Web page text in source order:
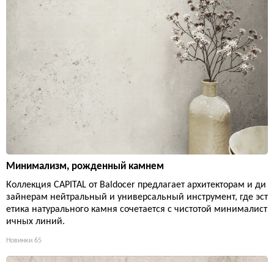
Минимализм, рожденный камнем
Коллекция CAPITAL от Baldocer предлагает архитекторам и ди
зайнерам нейтральный и универсальный инструмент, где эст
етика натурального камня сочетается с чистотой минималист
ичных линий.
Новинки 65